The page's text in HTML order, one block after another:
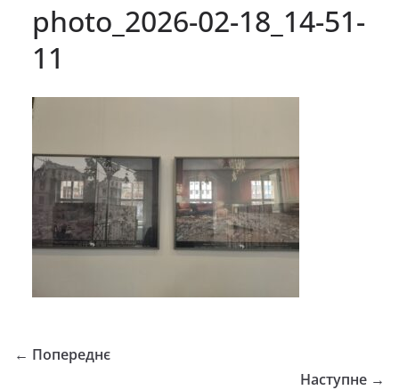
photo_2026-02-18_14-51-
11
← Попереднє
Наступне →